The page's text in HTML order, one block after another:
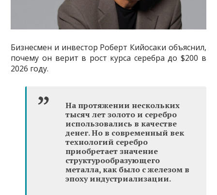
Бизнесмен и инвестор Роберт Кийосаки объяснил,
почему он верит в рост курса серебра до $200 в
2026 году.
На протяжении нескольких
тысяч лет золото и серебро
использовались в качестве
денег. Но в современный век
технологий серебро
приобретает значение
структурообразующего
металла, как было с железом в
эпоху индустриализации.